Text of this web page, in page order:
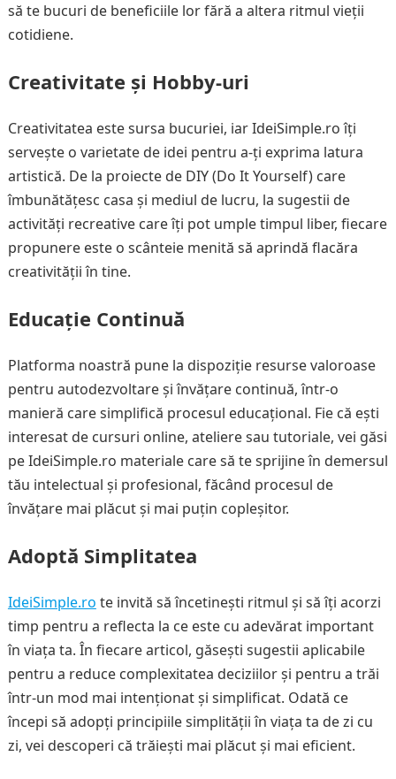
să te bucuri de beneficiile lor fără a altera ritmul vieții
cotidiene.
Creativitate și Hobby-uri
Creativitatea este sursa bucuriei, iar IdeiSimple.ro îți
servește o varietate de idei pentru a-ți exprima latura
artistică. De la proiecte de DIY (Do It Yourself) care
îmbunătățesc casa și mediul de lucru, la sugestii de
activități recreative care îți pot umple timpul liber, fiecare
propunere este o scânteie menită să aprindă flacăra
creativității în tine.
Educație Continuă
Platforma noastră pune la dispoziție resurse valoroase
pentru autodezvoltare și învățare continuă, într-o
manieră care simplifică procesul educațional. Fie că ești
interesat de cursuri online, ateliere sau tutoriale, vei găsi
pe IdeiSimple.ro materiale care să te sprijine în demersul
tău intelectual și profesional, făcând procesul de
învățare mai plăcut și mai puțin copleșitor.
Adoptă Simplitatea
IdeiSimple.ro te invită să încetinești ritmul și să îți acorzi
timp pentru a reflecta la ce este cu adevărat important
în viața ta. În fiecare articol, găsești sugestii aplicabile
pentru a reduce complexitatea deciziilor și pentru a trăi
într-un mod mai intenționat și simplificat. Odată ce
începi să adopți principiile simplității în viața ta de zi cu
zi, vei descoperi că trăiești mai plăcut și mai eficient.